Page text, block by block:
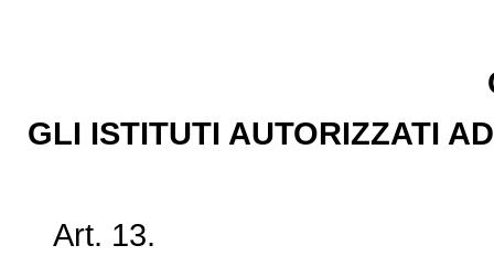
GLI ISTITUTI AUTORIZZATI
Art. 13.